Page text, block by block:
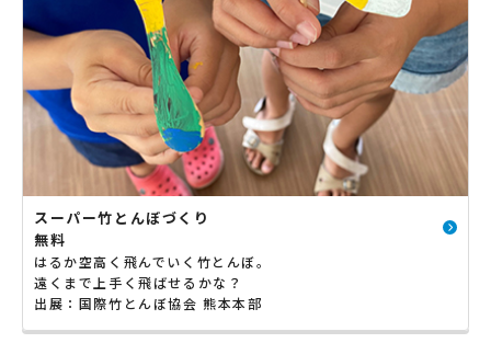
スーパー竹とんぼづくり
無料
はるか空高く飛んでいく竹とんぼ。
遠くまで上手く飛ばせるかな？
出展：国際竹とんぼ協会 熊本本部